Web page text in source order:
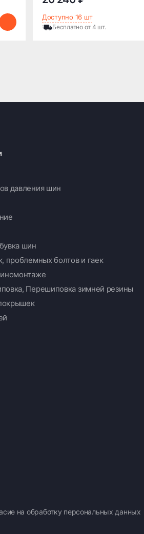
Доступно 16 шт
Бесплатно от 4 шт.
давления шин
шин
проблемных болтов и гаек
Перешиповка зимней резины
на обработку персональных данных